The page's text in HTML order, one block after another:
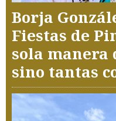
Borja
Fiestas de
sola
sino tantas